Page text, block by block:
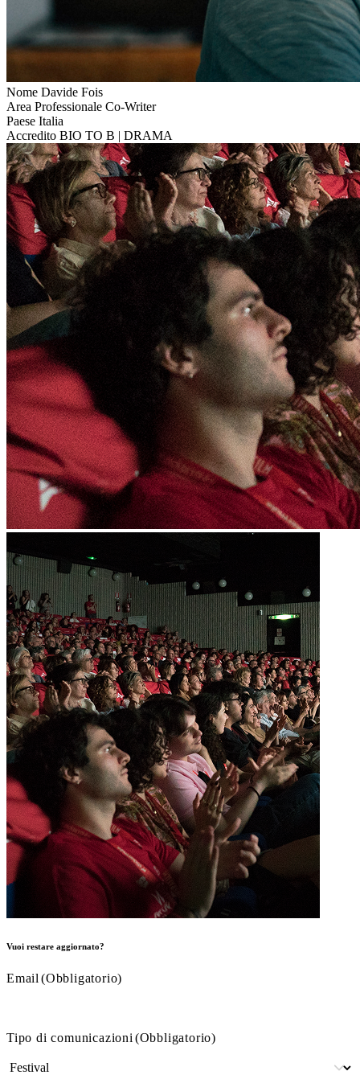
Nome Davide Fois
Area Professionale Co-Writer
Paese Italia
Accredito BIO TO B | DRAMA
Vuoi restare aggiornato?
Email (Obbligatorio)
Tipo di comunicazioni (Obbligatorio)